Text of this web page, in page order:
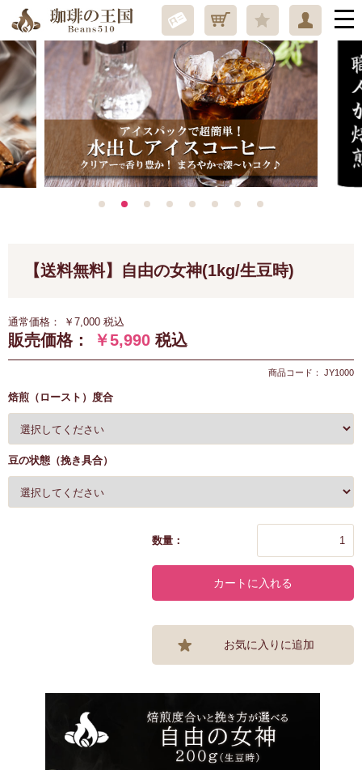
【送料無料】自由の女神(1kg/生豆時)
通常価格： ￥7,000 税込
販売価格： ￥5,990 税込
商品コード： JY1000
焙煎（ロースト）度合
豆の状態（挽き具合）
数量：
カートに入れる
お気に入りに追加